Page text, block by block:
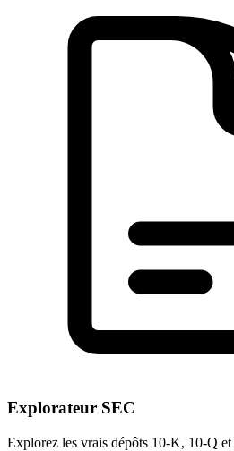
Explorateur SEC
Explorez les vrais dépôts 10-K, 10-Q